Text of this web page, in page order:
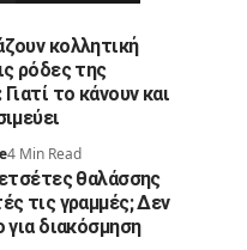
κολλητική
ρόδες της
το κάνουν και
4 Min Read
θαλάσσης
τις γραμμές; Δεν
για διακόσμηση